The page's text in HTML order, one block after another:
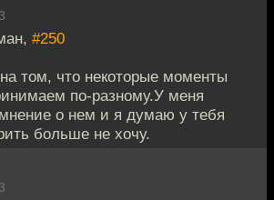
#250
том, что некоторые моменты
по-разному.У меня
о нем и я думаю у тебя
больше не хочу.